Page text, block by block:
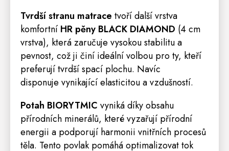
Tvrdší stranu matrace tvoří další vrstva
komfortní HR pěny BLACK DIAMOND (4 cm
vrstva), která zaručuje vysokou stabilitu a
pevnost, což ji činí ideální volbou pro ty, kteří
preferují tvrdší spací plochu. Navíc
disponuje vynikající elasticitou a vzdušností.
Potah BIORYTMIC vyniká díky obsahu
přírodních minerálů, které vyzařují přírodní
energii a podporují harmonii vnitřních procesů
těla. Tento povlak pomáhá optimalizovat tok